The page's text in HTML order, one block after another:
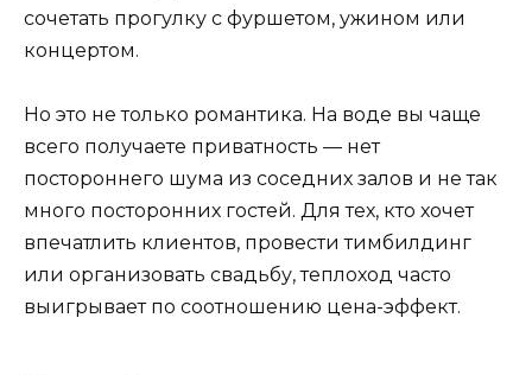
сочетать прогулку с фуршетом, ужином или
концертом.
Но это не только романтика. На воде вы чаще
всего получаете приватность — нет
постороннего шума из соседних залов и не так
много посторонних гостей. Для тех, кто хочет
впечатлить клиентов, провести тимбилдинг
или организовать свадьбу, теплоход часто
выигрывает по соотношению цена-эффект.